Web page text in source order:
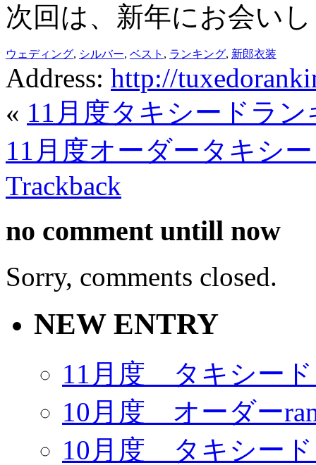
次回は、新年にお会い
ウェディング, シルバー, ベスト , ランキング, 新郎衣装
Address: http://
« 11月度タキシードラン
11月度オーダータキシ
Trackback
no commentuntill now
Sorry, comments closed.
NEW ENTRY
11月度 タキシー
10月度 オーダー
10月度 タキシー